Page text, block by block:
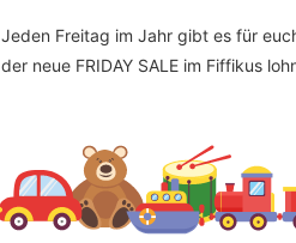
Jeden Freitag im Jahr gibt es für
der neue FRIDAY SALE im Fiffikus